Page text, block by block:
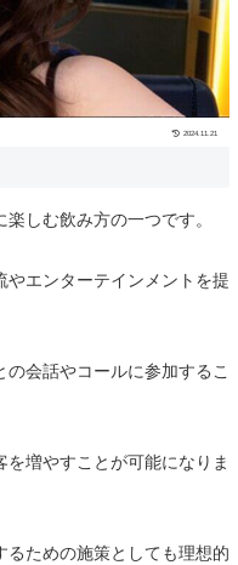
2024.11.21
しむ飲み方の一つです。
やエンターテインメントを提
会話やコールに参加するこ
増やすことが可能になりま
るための施策としても理想的